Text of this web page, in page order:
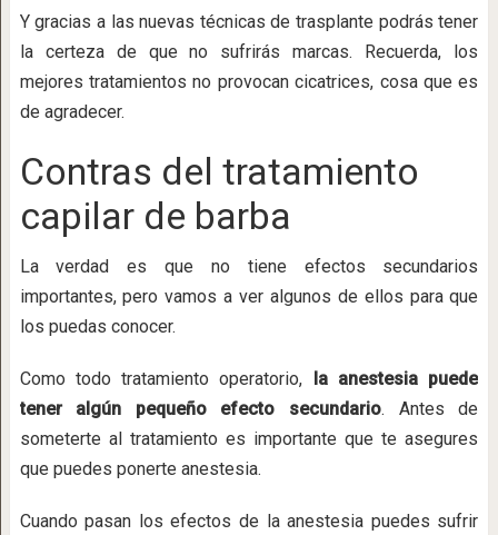
Y gracias a las nuevas técnicas de trasplante podrás tener
la certeza de que no sufrirás marcas. Recuerda, los
mejores tratamientos no provocan cicatrices, cosa que es
de agradecer.
Contras del tratamiento
capilar de barba
La verdad es que no tiene efectos secundarios
importantes, pero vamos a ver algunos de ellos para que
los puedas conocer.
Como todo tratamiento operatorio, la anestesia puede
tener algún pequeño efecto secundario. Antes de
someterte al tratamiento es importante que te asegures
que puedes ponerte anestesia.
Cuando pasan los efectos de la anestesia puedes sufrir